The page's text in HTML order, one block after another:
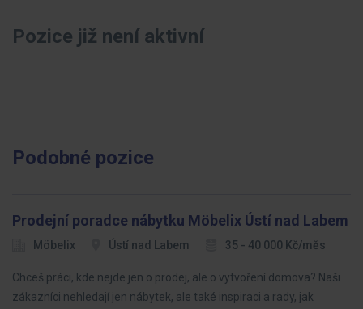
Pozice již není aktivní
Podobné pozice
Prodejní poradce nábytku Möbelix Ústí nad Labem
Möbelix Ústí nad Labem 35 - 40 000 Kč/měs
Chceš práci, kde nejde jen o prodej, ale o vytvoření domova? Naši
zákazníci nehledají jen nábytek, ale také inspiraci a rady, jak